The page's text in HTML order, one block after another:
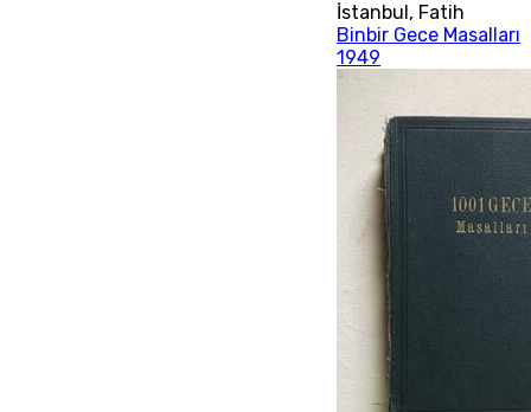
İstanbul , Fatih
Binbir Gece Masalları
1949